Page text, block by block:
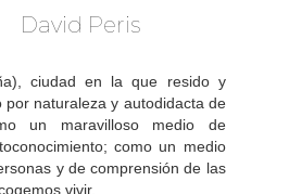
David Peris
ciudad en la que resido y
naturaleza y autodidacta de
un maravilloso medio de
como un medio
y de comprensión de las
vivir.